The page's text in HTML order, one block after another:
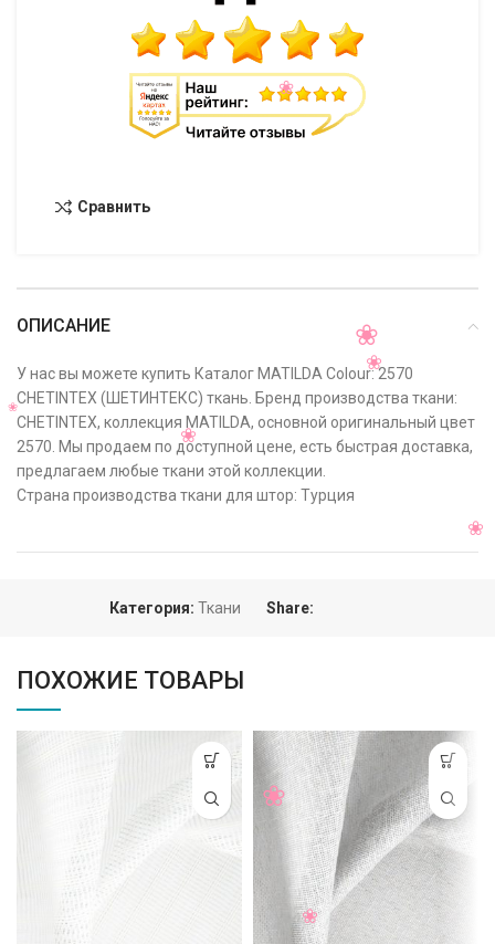
Сравнить
ОПИСАНИЕ
У нас вы можете купить Каталог MATILDA Colour: 2570
CHETINTEX (ШЕТИНТЕКС) ткань. Бренд производства ткани:
CHETINTEX, коллекция MATILDA, основной оригинальный цвет
2570. Мы продаем по доступной цене, есть быстрая доставка,
предлагаем любые ткани этой коллекции.
Страна производства ткани для штор: Турция
Категория: Ткани Share:
ПОХОЖИЕ ТОВАРЫ